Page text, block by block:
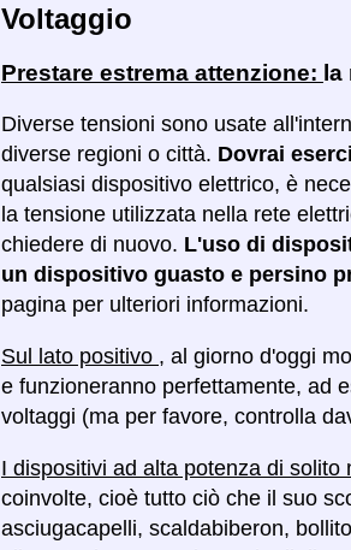
Voltaggio
Prestare estrema attenzione: la
Diverse tensioni sono usate
diverse regioni o città. Dovrai
qualsiasi dispositivo elettrico, è
la tensione utilizzata nella rete
chiedere di nuovo. L'uso di
un dispositivo guasto e persino
pagina per ulteriori informazioni.
Sul lato positivo , al giorno d'oggi
e funzioneranno perfettamente, ad
voltaggi (ma per favore, controlla
I dispositivi ad alta potenza di
coinvolte, cioè tutto ciò che il suo
asciugacapelli, scaldabiberon,